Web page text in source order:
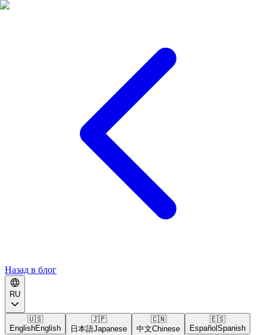
Назад в блог
RU
🇺🇸
EnglishEnglish
🇯🇵
日本語Japanese
🇨🇳
中文Chinese
🇪🇸
Español Spanish